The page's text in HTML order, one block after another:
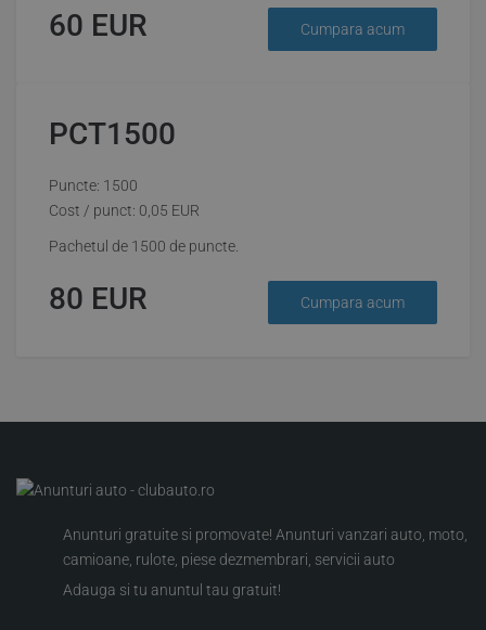
60 EUR Cumpara acum
PCT1500
Puncte: 1500
Cost / punct: 0,05 EUR
Pachetul de 1500 de puncte.
80 EUR Cumpara acum
Anunturi gratuite si promovate! Anunturi vanzari auto, moto,
camioane, rulote, piese dezmembrari, servicii auto
Adauga si tu anuntul tau gratuit!